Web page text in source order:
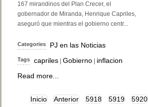
167 mirandinos del Plan Crecer, el
gobernador de Miranda, Henrique Capriles,
aseguró que mientras el gobierno centr...
Categories PJ en las Noticias
Tags capriles Gobierno
inflacion
Read more...
Inicio Anterior 5918 5919 5920